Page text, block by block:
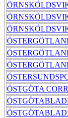
ÖSTGÖTA